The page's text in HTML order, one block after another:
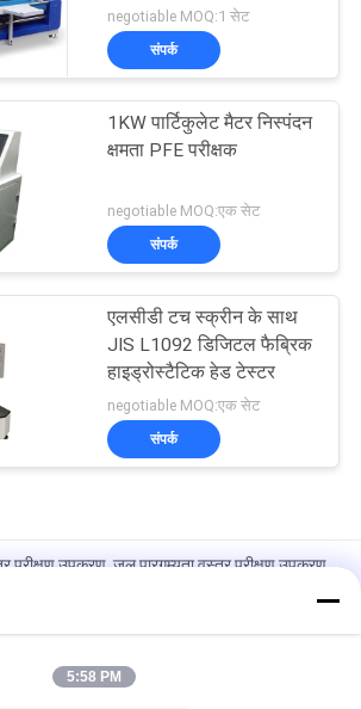
negotiable MOQ:1 सेट
संपर्क
1KW पार्टिकुलेट मैटर निस्पंदन
क्षमता PFE परीक्षक
negotiable MOQ:एक सेट
संपर्क
एलसीडी टच स्क्रीन के साथ
JIS L1092 डिजिटल फैब्रिक
हाइड्रोस्टैटिक हेड टेस्टर
negotiable MOQ:एक सेट
संपर्क
परीक्षण उपकरण, जल पारगम्यता वस्त्र परीक्षण उपकरण
एयर पारगम्यता परीक्षक, कोई मलिनकिरण और कोई
रोलिंग मशीन∙ एज कंट्रोल सिस्टम के साथ∙ फैब्रिक
5:58 PM